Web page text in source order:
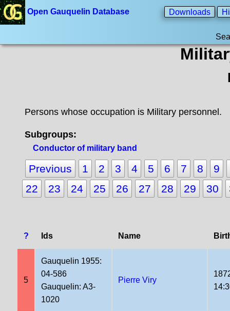
Open Gauquelin Database Downloads
Persons whose occupation is Military personnel.
Subgroups:
Conductor of military band
Previous 1 2 3 4 5 6 7 8
9
22
23 24 25 26 27 28 29 30
? Ids Name
5
Gauquelin 1955:
04-586
Gauquelin: A3-
1020
Pierre Viry